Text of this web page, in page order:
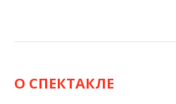
О СПЕКТАКЛЕ